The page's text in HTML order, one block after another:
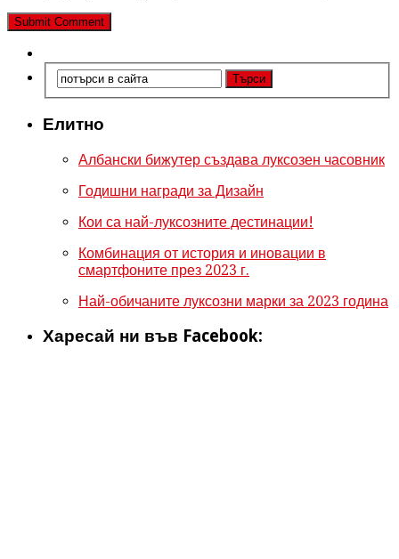
Елитно
Албански бижутер създава луксозен часовник
Годишни награди за Дизайн
Кои са най-луксозните дестинации!
Комбинация от история и иновации в
смартфоните през 2023 г.
Най-обичаните луксозни марки за 2023 година
Харесай ни във Facebook: